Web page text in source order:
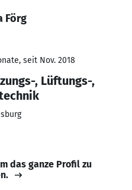
Förg
seit Nov. 2018
, Lüftungs-,
das ganze Profil zu